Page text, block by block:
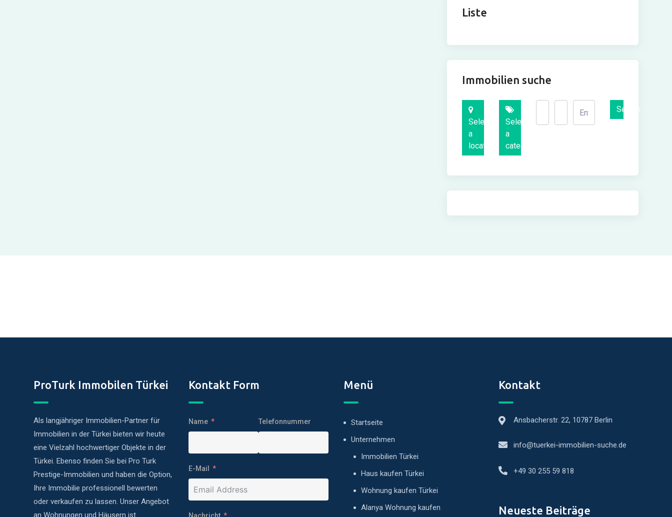
Liste
Immobilien suche
Select
a
location
Select
a
category
Search
ProTurk Immobilen Türkei
Als langjähriger Immobilien-Partner für
Immobilien in der Türkei bieten wir heute
eine Vielzahl hochwertiger Objekte in der
Türkei. Ebenso finden Sie bei Pro Turk
Prestige-Immobilien und haben die Option,
Ihre Immobilie professionell bewerten
oder verkaufen zu lassen. Unser Angebot
an Wohnungen und Häusern ist
Kontakt Form
Name Telefonnummer
E-Mail
Menü
Startseite
Unternehmen
Immobilien Türkei
Haus kaufen Türkei
Wohnung kaufen Türkei
Alanya Wohnung kaufen
Kontakt
Ansbacherstr. 22, 10787 Berlin
info@tuerkei-immobilien-suche.de
+49 30 255 59 818
Neueste Beiträge